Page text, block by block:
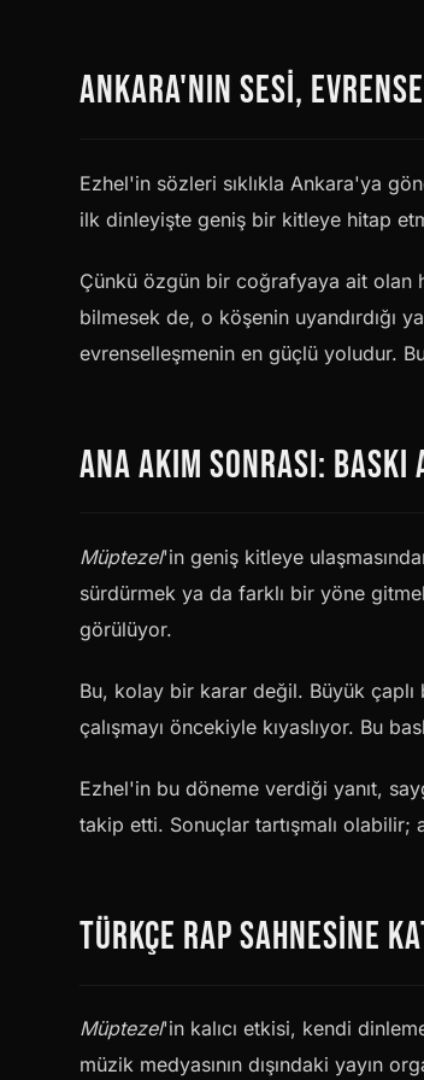
ANKARA'NIN SESI,
Ezhel'in sözleri sıklıkla Ankara'ya
ilk dinleyişte geniş bir kitleye hitap
Çünkü özgün bir coğrafyaya ait olan
bilmesek de, o köşenin uyandırdığı
evrenselleşmenin en güçlü yoludur.
ANA AKIM SONRASI: BASKI
Müptezel'in geniş kitleye
sürdürmek ya da farklı bir yöne
görülüyor.
Bu, kolay bir karar değil. Büyük
çalışmayı öncekiyle kıyaslıyor. Bu
Ezhel'in bu döneme verdiği yanıt,
takip etti. Sonuçlar tartışmalı olabilir;
TÜRKÇE RAP SAHNESINE
Müptezel'in kalıcı etkisi, kendi
müzik medyasının dışındaki yayın